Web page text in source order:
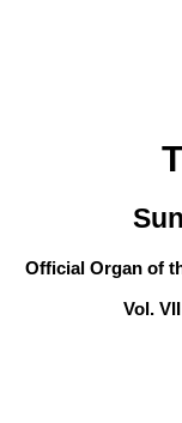
Official Organ of
Vol.